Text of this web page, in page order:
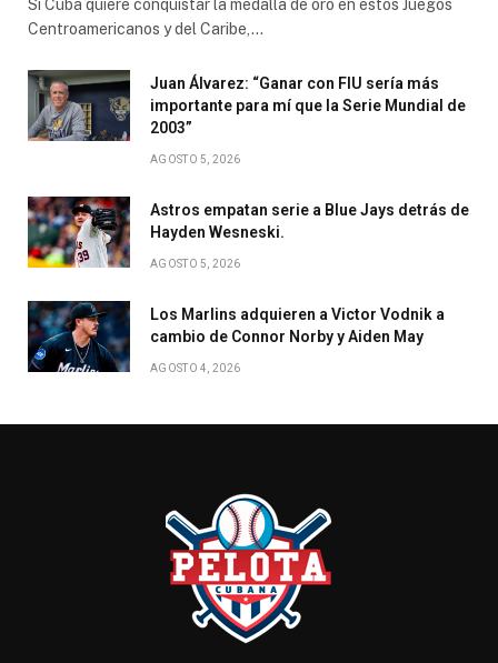
Si Cuba quiere conquistar la medalla de oro en estos Juegos
Centroamericanos y del Caribe,…
Juan Álvarez: “Ganar con FIU sería más
importante para mí que la Serie Mundial de
2003”
AGOSTO 5, 2026
Astros empatan serie a Blue Jays detrás de
Hayden Wesneski.
AGOSTO 5, 2026
Los Marlins adquieren a Victor Vodnik a
cambio de Connor Norby y Aiden May
AGOSTO 4, 2026